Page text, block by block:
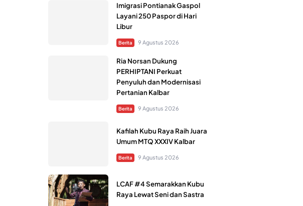
Imigrasi Pontianak Gaspol
Layani 250 Paspor di Hari
Libur
Berita 9 Agustus 2026
Ria Norsan Dukung
PERHIPTANI Perkuat
Penyuluh dan Modernisasi
Pertanian Kalbar
Berita 9 Agustus 2026
Kafilah Kubu Raya Raih Juara
Umum MTQ XXXIV Kalbar
Berita 9 Agustus 2026
LCAF #4 Semarakkan Kubu
Raya Lewat Seni dan Sastra